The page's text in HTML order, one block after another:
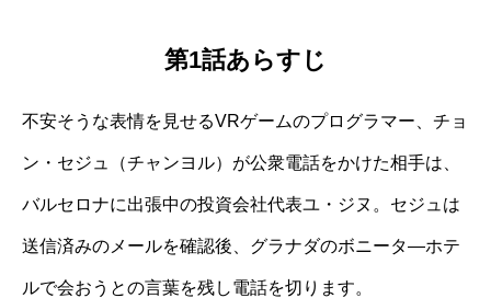
第1話あらすじ
不安そうな表情を見せるVRゲームのプログラマー、チョ
ン・セジュ（チャンヨル）が公衆電話をかけた相手は、
バルセロナに出張中の投資会社代表ユ・ジヌ。セジュは
送信済みのメールを確認後、グラナダのボニータ―ホテ
ルで会おうとの言葉を残し電話を切ります。